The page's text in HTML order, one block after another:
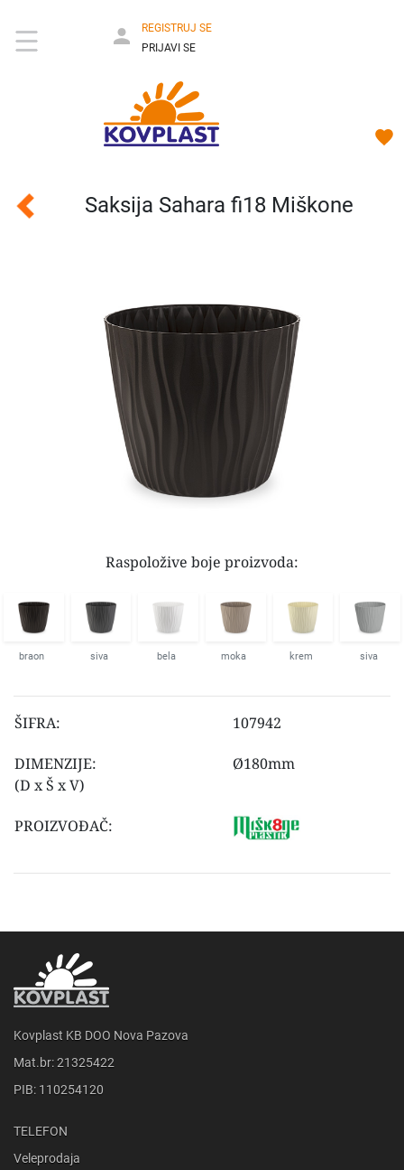
REGISTRUJ SE
PRIJAVI SE
Saksija Sahara fi18 Miškone
Raspoložive boje proizvoda:
braon siva bela moka krem siva
ŠIFRA: 107942
DIMENZIJE:
(D x Š x V)
Ø180mm
PROIZVOĐAČ:
Kovplast KB DOO Nova Pazova
Mat.br: 21325422
PIB: 110254120
TELEFON
Veleprodaja